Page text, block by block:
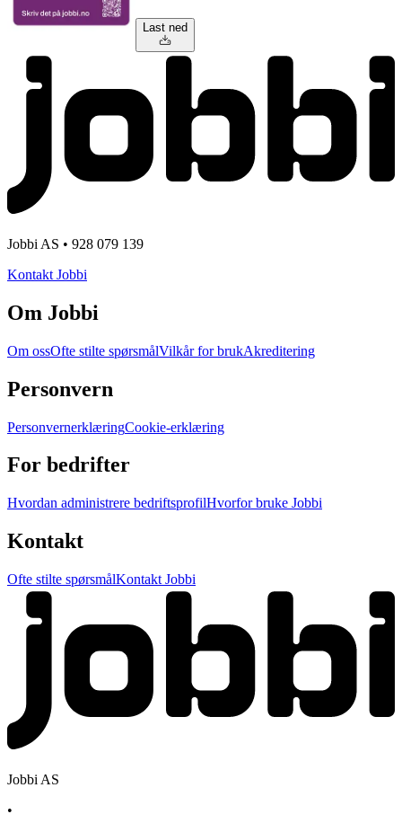
Last ned
Jobbi AS • 928 079 139
Kontakt Jobbi
Om Jobbi
Om ossOfte stilte spørsmålVilkår for brukAkreditering
Personvern
PersonvernerklæringCookie-erklæring
For bedrifter
Hvordan administrere bedriftsprofilHvorfor bruke Jobbi
Kontakt
Ofte stilte spørsmålKontakt Jobbi
Jobbi AS
•